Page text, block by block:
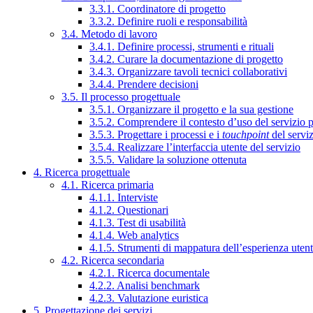
3.3.1. Coordinatore di progetto
3.3.2. Definire ruoli e responsabilità
3.4. Metodo di lavoro
3.4.1. Definire processi, strumenti e rituali
3.4.2. Curare la documentazione di progetto
3.4.3. Organizzare tavoli tecnici collaborativi
3.4.4. Prendere decisioni
3.5. Il processo progettuale
3.5.1. Organizzare il progetto e la sua gestione
3.5.2. Comprendere il contesto d’uso del servizio
3.5.3. Progettare i processi e i touchpointdel
3.5.4. Realizzare l’interfaccia utente del servizio
3.5.5. Validare la soluzione ottenuta
4. Ricerca progettuale
4.1. Ricerca primaria
4.1.1. Interviste
4.1.2. Questionari
4.1.3. Test di usabilità
4.1.4. Web analytics
4.1.5. Strumenti di mappatura dell’esperienza
4.2. Ricerca secondaria
4.2.1. Ricerca documentale
4.2.2. Analisi benchmark
4.2.3. Valutazione euristica
5. Progettazione dei servizi